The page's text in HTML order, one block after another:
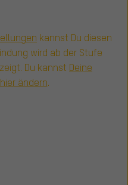
kannst Du diesen
wird ab der Stufe
Du kannst Deine
ändern.